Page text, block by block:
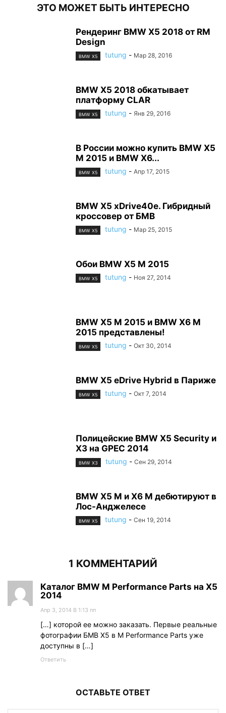
ЭТО МОЖЕТ БЫТЬ ИНТЕРЕСНО
Рендеринг BMW X5 2018 от RM
Design
BMW X5 tutung - Мар 28, 2016
BMW X5 2018 обкатывает
платформу CLAR
BMW X5 tutung - Янв 29, 2016
В России можно купить BMW X5
M 2015 и BMW X6...
BMW X5 tutung - Апр 17, 2015
BMW X5 xDrive40e. Гибридный
кроссовер от БМВ
BMW X5 tutung - Мар 25, 2015
Обои BMW X5 M 2015
BMW X5 tutung - Ноя 27, 2014
BMW X5 M 2015 и BMW X6 M
2015 представлены!
BMW X5 tutung - Окт 30, 2014
BMW X5 eDrive Hybrid в Париже
BMW X5 tutung - Окт 7, 2014
Полицейские BMW X5 Security и
X3 на GPEC 2014
BMW X3 tutung - Сен 29, 2014
BMW X5 M и X6 M дебютируют в
Лос-Анджелесе
BMW X5 tutung - Сен 19, 2014
1 КОММЕНТАРИЙ
Каталог BMW M Performance Parts на X5
2014
Апр 3, 2014 В 1:13 пп
[…] которой ее можно заказать. Первые реальные
фотографии БМВ Х5 в M Performance Parts уже
доступны в […]
Ответить
ОСТАВЬТЕ ОТВЕТ